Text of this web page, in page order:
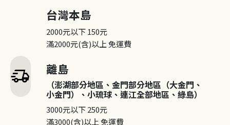
delivery_truck_speed
台灣本島
2000元以下150元
滿2000元(含)以上免運費
離島
（澎湖部分地區、金門部分地區（大金門、
小金門）、小琉球、連江全部地區、綠島）
3000元以下250元
滿3000(含)以上免運費